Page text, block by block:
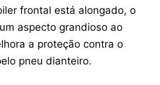
frontal está alongado, o
aspecto grandioso ao
a proteção contra o
pneu dianteiro.